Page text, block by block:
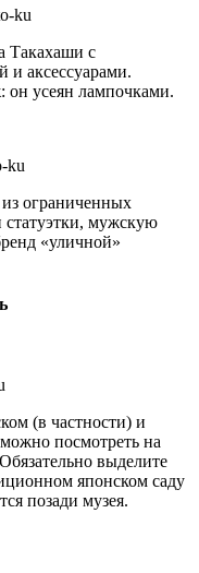
ku
Такахаши с
и аксессуарами.
: он усеян лампочками.
ku
ограниченных
статуэтки, мужскую
«уличной»
(в частности) и
посмотреть на
выделите
японском саду
позади музея.